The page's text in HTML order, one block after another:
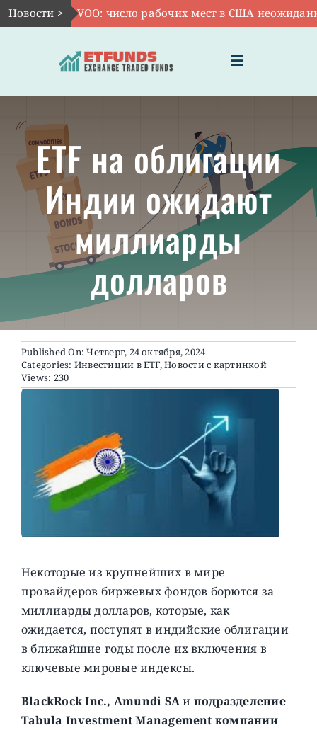
Skip
to
Новости >
Авг 7:VOO: число рабочих мест в США неожиданно
Toggle
Navigation
ГЛАВНАЯ
ЧТО ТАКОЕ ETF
ИНВЕСТИЦИИ В ETF
ТЕМАТИЧЕСКИЕ ETF
АКТУАЛЬНЫЕ
О ПРОЕКТЕ
ETF на облигации
Индии ожидают
миллиарды
долларов
Published On: Четверг, 24 октября, 2024
Categories: Инвестиции в ETF,Новости с картинкой
Views: 230
Некоторые из крупнейших в мире
провайдеров биржевых фондов борются за
миллиарды долларов, которые, как
ожидается, поступят в индийские облигации
в ближайшие годы после их включения в
ключевые мировые индексы.
BlackRock Inc., Amundi SAи подразделение
Tabula Investment Management компании